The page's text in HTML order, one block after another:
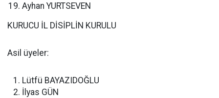
Ayhan YURTSEVEN
KURUCU İL DİSİPLİN KURULU
Asil üyeler:
Lütfü BAYAZIDOĞLU
İlyas GÜN